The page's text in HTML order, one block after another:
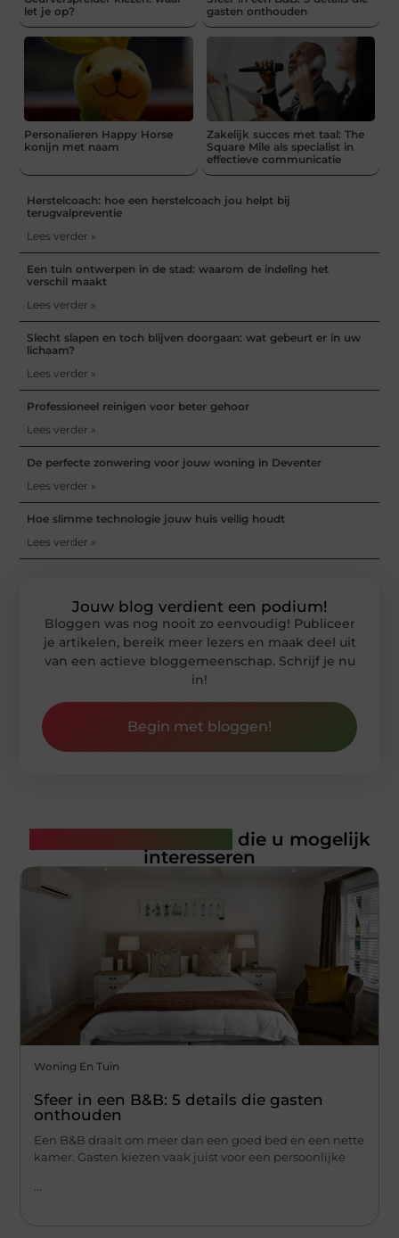
let je op?
gasten onthouden
Personalieren Happy Horse
konijn met naam
Zakelijk succes met taal: The
Square Mile als specialist in
effectieve communicatie
Herstelcoach: hoe een herstelcoach jou helpt bij
terugvalpreventie
Lees verder »
Een tuin ontwerpen in de stad: waarom de indeling het
verschil maakt
Lees verder »
Slecht slapen en toch blijven doorgaan: wat gebeurt er in uw
lichaam?
Lees verder »
Professioneel reinigen voor beter gehoor
Lees verder »
De perfecte zonwering voor jouw woning in Deventer
Lees verder »
Hoe slimme technologie jouw huis veilig houdt
Lees verder »
Jouw blog verdient een podium!
Bloggen was nog nooit zo eenvoudig! Publiceer
je artikelen, bereik meer lezers en maak deel uit
van een actieve bloggemeenschap. Schrijf je nu
in!
Begin met bloggen!
die u mogelijk
interesseren
Woning En Tuin
Sfeer in een B&B: 5 details die gasten
onthouden
Een B&B draait om meer dan een goed bed en een nette
kamer. Gasten kiezen vaak juist voor een persoonlijke
...